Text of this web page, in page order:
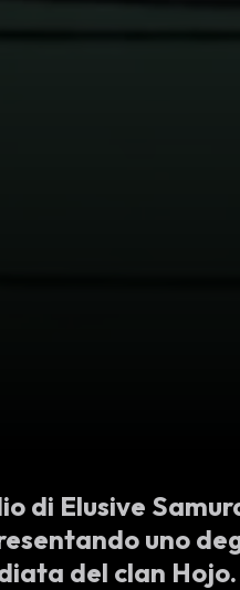
di Elusive
uno
del clan Hojo.